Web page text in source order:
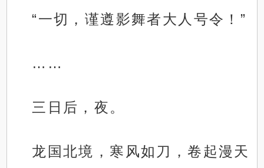
“一切，谨遵影舞者大人号令！”
……
三日后，夜。
龙国北境，寒风如刀，卷起漫天